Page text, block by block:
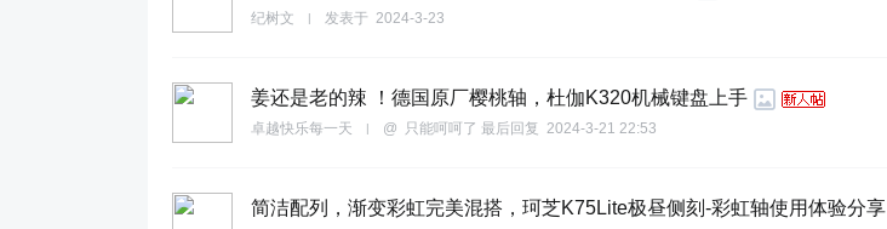
纪树文 发表于 2024-3-23
姜还是老的辣 ！德国原厂樱桃轴，杜伽K320机械键盘上手
卓越快乐每一天 @ 只能呵呵了 最后回复 2024-3-21 22:53
简洁配列，渐变彩虹完美混搭，珂芝K75Lite极昼侧刻-彩虹轴使用体验分享